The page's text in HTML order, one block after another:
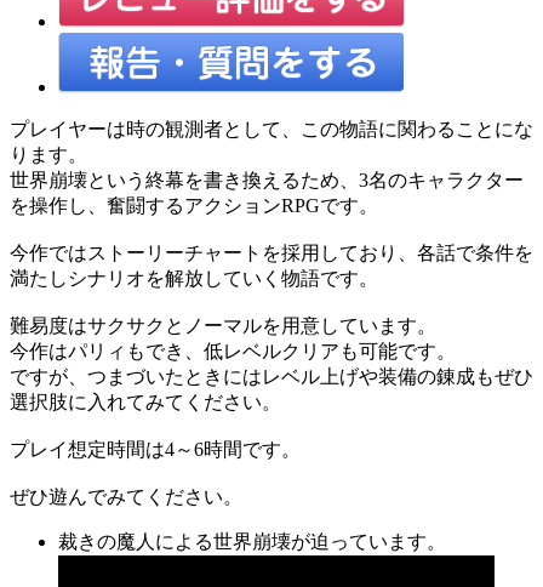
プレイヤーは時の観測者として、この物語に関わることにな
ります。
世界崩壊という終幕を書き換えるため、3名のキャラクター
を操作し、奮闘するアクションRPGです。
今作ではストーリーチャートを採用しており、各話で条件を
満たしシナリオを解放していく物語です。
難易度はサクサクとノーマルを用意しています。
今作はパリィもでき、低レベルクリアも可能です。
ですが、つまづいたときにはレベル上げや装備の錬成もぜひ
選択肢に入れてみてください。
プレイ想定時間は4～6時間です。
ぜひ遊んでみてください。
裁きの魔人による世界崩壊が迫っています。